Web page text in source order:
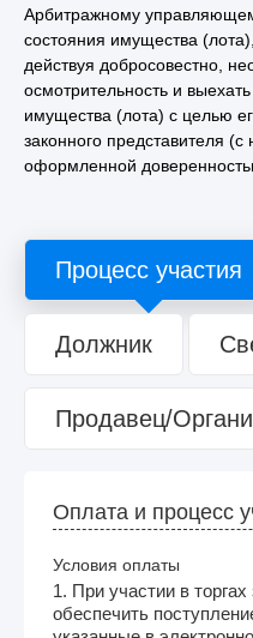
Арбитражному
состояния имущества
действуя добросовестно,
осмотрительность и
имущества (лота) с целью
законного представителя
оформленной
Процесс участия
Должник
Продавец/
Оплата и процесс
Условия оплаты
1. При участии в
обеспечить